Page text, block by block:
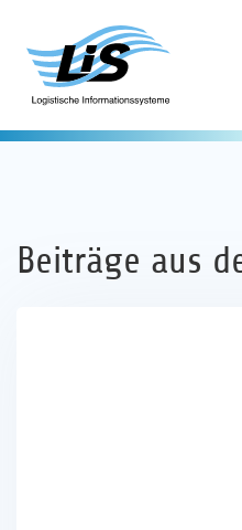
Beiträge aus